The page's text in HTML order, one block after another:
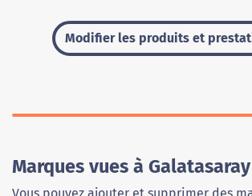
Modifier les produits et
Marques vues à